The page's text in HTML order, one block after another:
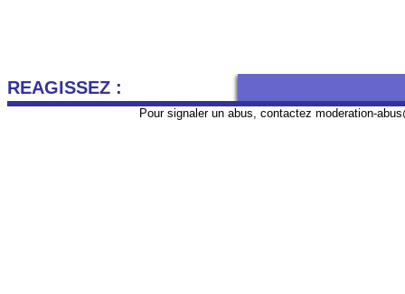
REAGISSEZ :
Pour signaler un abus, contactez moderation-